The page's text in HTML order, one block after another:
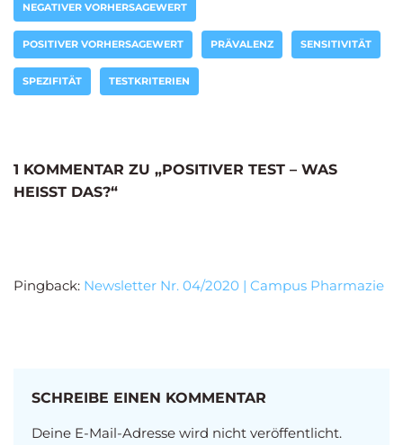
NEGATIVER VORHERSAGEWERT
POSITIVER VORHERSAGEWERT PRÄVALENZ SENSITIVITÄT
SPEZIFITÄT TESTKRITERIEN
1 KOMMENTAR ZU „POSITIVER TEST – WAS
HEISST DAS?“
Pingback: Newsletter Nr. 04/2020 | Campus Pharmazie
SCHREIBE EINEN KOMMENTAR
Deine E-Mail-Adresse wird nicht veröffentlicht.